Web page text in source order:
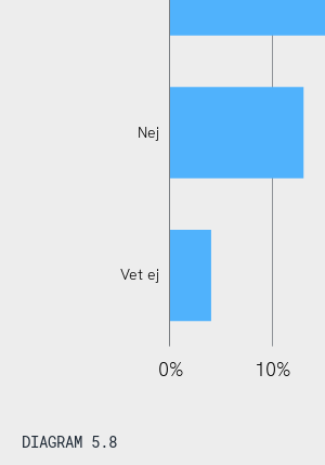
Nej
Vet ej
-20% 10%
0%
-10%
110%
DIAGRAM 5.8